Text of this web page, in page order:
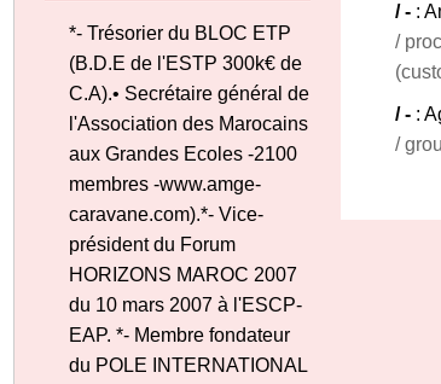
*- Trésorier du BLOC ETP
(B.D.E de l'ESTP 300k€ de
C.A).• Secrétaire général de
l'Association des Marocains
aux Grandes Ecoles -2100
membres -www.amge-
caravane.com).*- Vice-
président du Forum
HORIZONS MAROC 2007
du 10 mars 2007 à l'ESCP-
EAP. *- Membre fondateur
du POLE INTERNATIONAL
/ - :
/
/ - :
/